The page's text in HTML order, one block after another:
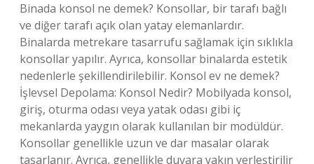
Binada konsol ne demek? Konsollar, bir tarafı bağlı
ve diğer tarafı açık olan yatay elemanlardır.
Binalarda metrekare tasarrufu sağlamak için sıklıkla
konsollar yapılır. Ayrıca, konsollar binalarda estetik
nedenlerle şekillendirilebilir. Konsol ev ne demek?
İşlevsel Depolama: Konsol Nedir? Mobilyada konsol,
giriş, oturma odası veya yatak odası gibi iç
mekanlarda yaygın olarak kullanılan bir modüldür.
Konsollar genellikle uzun ve dar masalar olarak
tasarlanır. Ayrıca, genellikle duvara yakın yerleştirilir